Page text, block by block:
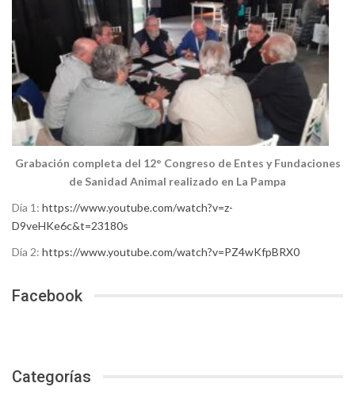
Grabación completa del 12° Congreso de Entes y Fundaciones
de Sanidad Animal realizado en La Pampa
Día 1: https://www.youtube.com/watch?v=z-
D9veHKe6c&t=23180s
Día 2: https://www.youtube.com/watch?v=PZ4wKfpBRX0
Facebook
Categorías